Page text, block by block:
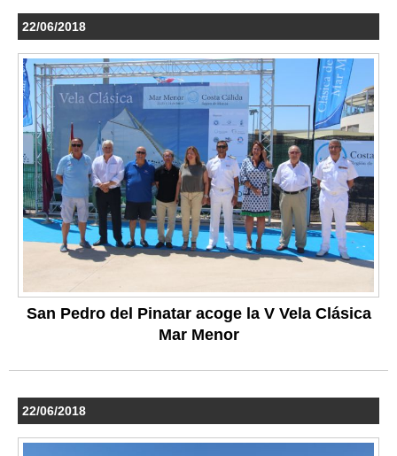
22/06/2018
San Pedro del Pinatar acoge la V Vela Clásica
Mar Menor
22/06/2018